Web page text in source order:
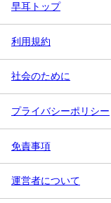
早耳トップ
利用規約
社会のために
プライバシーポリシー
免責事項
運営者について